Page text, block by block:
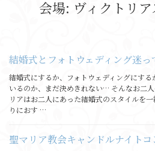
会場: ヴィクトリ
結婚式とフォトウェディング迷っ
結婚式にするか、フォトウェディングにす
いるのか、まだ決めきれない… そんなお二
リアはお二人にあった結婚式のスタイルを
りにおす …
聖マリア教会キャンドルナイト